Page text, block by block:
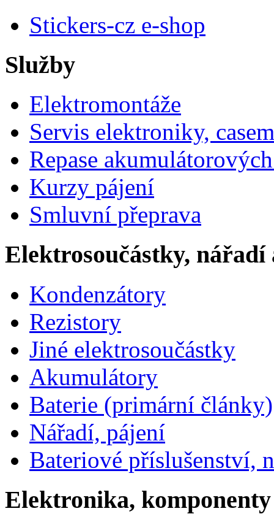
Stickers-cz e-shop
Služby
Elektromontáže
Servis elektroniky,
Repase
Kurzy pájení
Smluvní přeprava
Elektrosoučástky, nářadí
Kondenzátory
Rezistory
Jiné elektrosoučástky
Akumulátory
Baterie (primární články)
Nářadí, pájení
Bateriové příslušenství,
Elektronika, komponenty